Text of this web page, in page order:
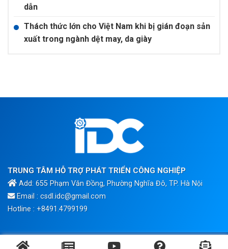
dẫn
Thách thức lớn cho Việt Nam khi bị gián đoạn sản
xuất trong ngành dệt may, da giày
TRUNG TÂM HỖ TRỢ PHÁT TRIỂN CÔNG NGHIỆP
Add: 655 Phạm Văn Đồng, Phường Nghĩa Đô, TP. Hà Nội
Email : csdl.idc@gmail.com
Hotline : +8491.4799199
Bản quyền ©2020 thuộc về Trung Tâm Hỗ Trợ Phát Triển Công